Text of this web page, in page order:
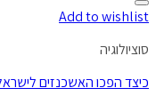
Add to wishlist
סוציולוגיה
כיצד הפכו האשכנזים